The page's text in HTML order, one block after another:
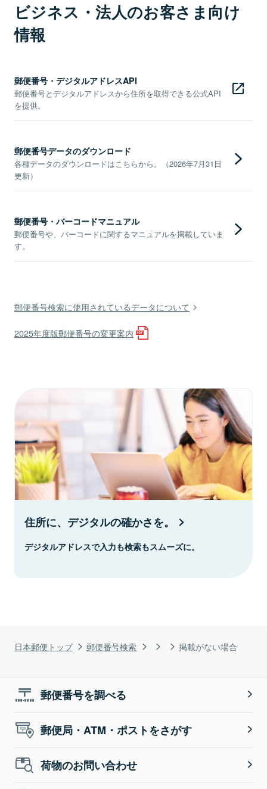
日本郵便トップ 郵便番号検索 掲載がない場合
ビジネス・法人のお客さま向け
情報
郵便番号・デジタルアドレスAPI
郵便番号とデジタルアドレスから住所を取得できる公式API
を提供。
郵便番号データのダウンロード
各種データのダウンロードはこちらから。（2026年7月31日
更新）
郵便番号・バーコードマニュアル
郵便番号や、バーコードに関するマニュアルを掲載していま
す。
郵便番号検索に使用されているデータについて
2025年度版郵便番号の変更案内
住所に、デジタルの確かさを。
デジタルアドレスで入力も検索もスムーズに。
郵便番号を調べる
郵便局・ATM・ポストをさがす
荷物のお問い合わせ